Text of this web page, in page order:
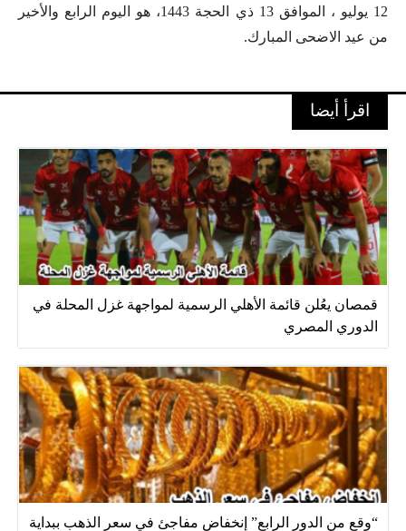
12 يوليو ، الموافق 13 ذي الحجة 1443، هو اليوم الرابع والأخير
من عيد الاضحى المبارك.
اقرأ أيضا
قمصان يعُلن قائمة الأهلي الرسمية لمواجهة غزل المحلة في
الدوري المصري
“وقع من الدور الرابع” إنخفاض مفاجئ في سعر الذهب ببداية